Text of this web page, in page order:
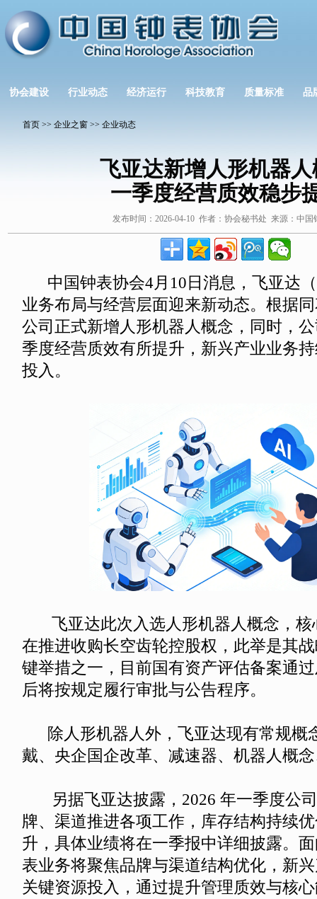
协会建设 行业动态 经济运行 科技教育 质量标准 品
首页 >> 企业之窗 >> 企业动态
飞亚达新增人形机器
一季度经营质效稳步
发布时间：2026-04-10 作者：协会秘书处 来源：中国
中国钟表协会4月10日消息，飞亚达（
业务布局与经营层面迎来新动态。根据
公司正式新增人形机器人概念，同时，
季度经营质效有所提升，新兴产业业务
投入。
飞亚达此次入选人形机器人概念，核
在推进收购长空齿轮控股权，此举是其
键举措之一，目前国有资产评估备案通
后将按规定履行审批与公告程序。
除人形机器人外，飞亚达现有常规概
戴、央企国企改革、减速器、机器人概
另据飞亚达披露，2026 年一季度公
牌、渠道推进各项工作，库存结构持续
升，具体业绩将在一季报中详细披露。
表业务将聚焦品牌与渠道结构优化，新
关键资源投入，通过提升管理质效与核